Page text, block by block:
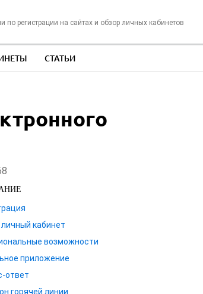
по регистрации на сайтах и обзор личных кабинетов
СТАТЬИ
личный кабинет
возможности
приложение
ответ
горячей линии